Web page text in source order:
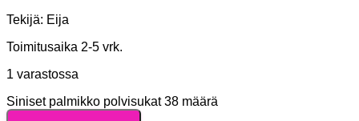
Tekijä: Eija
Toimitusaika 2-5 vrk.
1 varastossa
Siniset palmikko polvisukat 38 määrä